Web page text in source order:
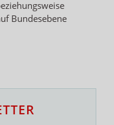
Bundesebene